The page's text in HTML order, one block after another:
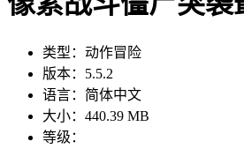
类型： 动作冒险
版本： 5.5.2
语言： 简体中文
大小： 440.39 MB
等级：